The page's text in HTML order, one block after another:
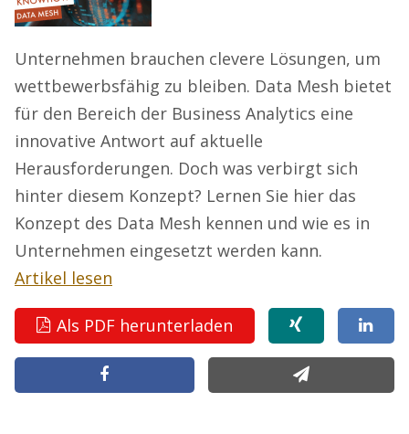
Unternehmen brauchen clevere Lösungen, um
wettbewerbsfähig zu bleiben. Data Mesh bietet
für den Bereich der Business Analytics eine
innovative Antwort auf aktuelle
Herausforderungen. Doch was verbirgt sich
hinter diesem Konzept? Lernen Sie hier das
Konzept des Data Mesh kennen und wie es in
Unternehmen eingesetzt werden kann.
Artikel lesen
Als PDF herunterladen